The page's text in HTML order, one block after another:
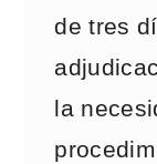
de tres
la